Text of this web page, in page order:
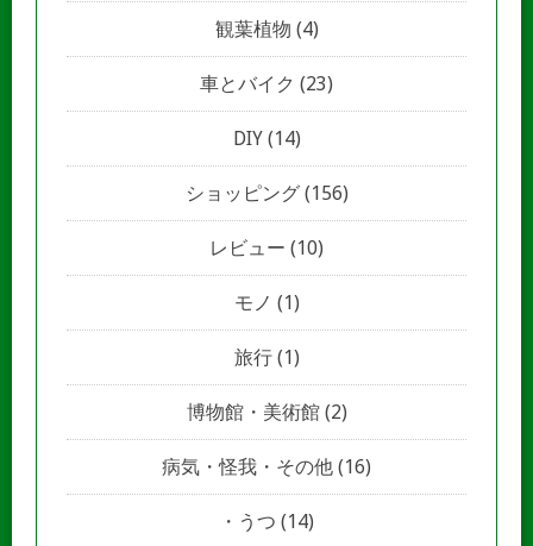
観葉植物 (4)
車とバイク (23)
DIY(14)
ショッピング(156)
レビュー (10)
モノ (1)
旅行(1)
博物館・美術館(2)
病気・怪我・その他 (16)
うつ (14)